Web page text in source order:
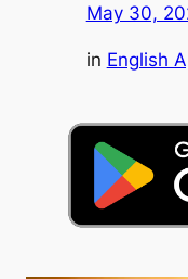
May 30,
in English